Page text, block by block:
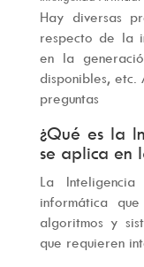
Hay diversas
respecto de la
en la
disponibles, etc.
preguntas
¿Qué es la
se aplica en
La
informática
algoritmos y
que requieren